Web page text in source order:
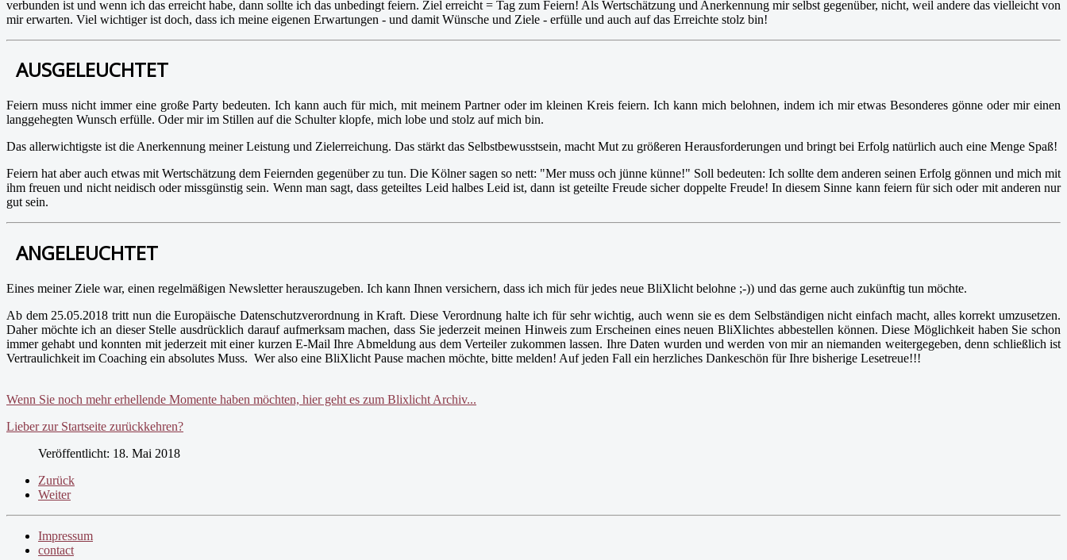
verbunden ist und wenn ich das erreicht habe, dann sollte ich das unbedingt feiern. Ziel erreicht = Tag zum Feiern! Als Wertschätzung und Anerkennung mir selbst gegenüber, nicht, weil andere das vielleicht von
mir erwarten. Viel wichtiger ist doch, dass ich meine eigenen Erwartungen - und damit Wünsche und Ziele - erfülle und auch auf das Erreichte stolz bin!
AUSGELEUCHTET
Feiern muss nicht immer eine große Party bedeuten. Ich kann auch für mich, mit meinem Partner oder im kleinen Kreis feiern. Ich kann mich belohnen, indem ich mir etwas Besonderes gönne oder mir einen
langgehegten Wunsch erfülle. Oder mir im Stillen auf die Schulter klopfe, mich lobe und stolz auf mich bin.
Das allerwichtigste ist die Anerkennung meiner Leistung und Zielerreichung. Das stärkt das Selbstbewusstsein, macht Mut zu größeren Herausforderungen und bringt bei Erfolg natürlich auch eine Menge Spaß!
Feiern hat aber auch etwas mit Wertschätzung dem Feiernden gegenüber zu tun. Die Kölner sagen so nett: "Mer muss och jünne künne!" Soll bedeuten: Ich sollte dem anderen seinen Erfolg gönnen und mich mit
ihm freuen und nicht neidisch oder missgünstig sein. Wenn man sagt, dass geteiltes Leid halbes Leid ist, dann ist geteilte Freude sicher doppelte Freude! In diesem Sinne kann feiern für sich oder mit anderen nur
gut sein.
ANGELEUCHTET
Eines meiner Ziele war, einen regelmäßigen Newsletter herauszugeben. Ich kann Ihnen versichern, dass ich mich für jedes neue BliXlicht belohne ;-)) und das gerne auch zukünftig tun möchte.
Ab dem 25.05.2018 tritt nun die Europäische Datenschutzverordnung in Kraft. Diese Verordnung halte ich für sehr wichtig, auch wenn sie es dem Selbständigen nicht einfach macht, alles korrekt umzusetzen.
Daher möchte ich an dieser Stelle ausdrücklich darauf aufmerksam machen, dass Sie jederzeit meinen Hinweis zum Erscheinen eines neuen BliXlichtes abbestellen können. Diese Möglichkeit haben Sie schon
immer gehabt und konnten mit jederzeit mit einer kurzen E-Mail Ihre Abmeldung aus dem Verteiler zukommen lassen. Ihre Daten wurden und werden von mir an niemanden weitergegeben, denn schließlich ist
Vertraulichkeit im Coaching ein absolutes Muss. Wer also eine BliXlicht Pause machen möchte, bitte melden! Auf jeden Fall ein herzliches Dankeschön für Ihre bisherige Lesetreue!!!
Wenn Sie noch mehr erhellende Momente haben möchten, hier geht es zum Blixlicht Archiv...
Lieber zur Startseite zurückkehren?
Veröffentlicht: 18. Mai 2018
Zurück
Weiter
Impressum
contact